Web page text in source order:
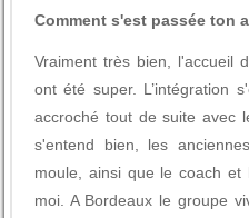
Comment s'est passée ton
Vraiment très bien, l'accueil
ont été super. L’intégration
accroché tout de suite avec
s'entend bien, les
moule, ainsi que le coach
moi. A Bordeaux le groupe